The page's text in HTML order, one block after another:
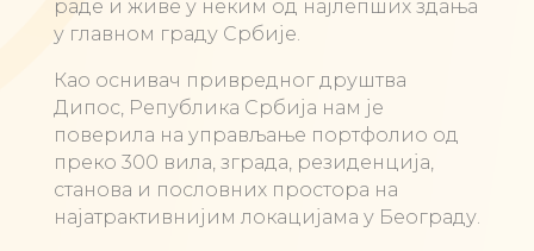
раде и живе у неким од најлепших здања
у главном граду Србије.
Као оснивач привредног друштва
Дипос, Република Србија нам је
поверила на управљање портфолио од
преко 300 вила, зграда, резиденција,
станова и пословних простора на
најатрактивнијим локацијама у Београду.